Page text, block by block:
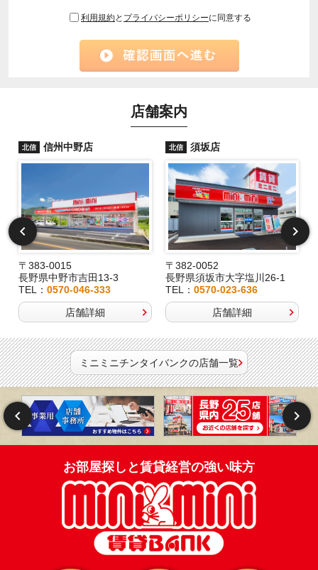
利用規約と プライバシーポリシーに同意する
店舗案内
北信 信州中野店
〒383-0015
長野県中野市吉田13-3
TEL： 0570-046-333
店舗詳細
北信 須坂店
〒382-0052
長野県須坂市大字塩川26-1
TEL：0570-023-636
店舗詳細
ミニミニチンタイバンクの店舗一覧
お部屋探しと賃貸経営の強い味方